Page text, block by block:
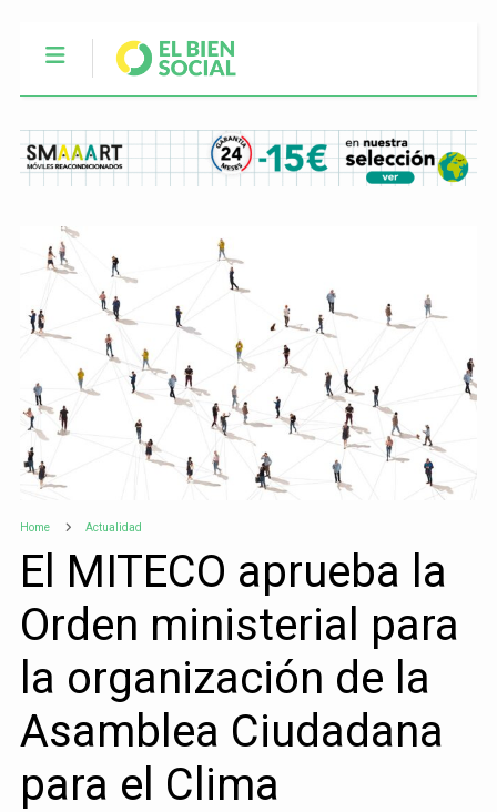
Home Actualidad
El MITECO aprueba la
Orden ministerial para
la organización de la
Asamblea Ciudadana
para el Clima